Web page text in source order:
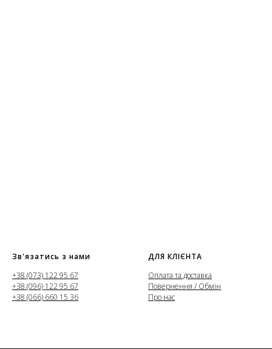
Зв'язатись з нами
+38 (073) 122 95 67
+38 (096) 122 95 67
+38 (066) 660 15 36
ДЛЯ КЛІЄНТА
Оплата та доставка
Повернення / Обмін
Про нас